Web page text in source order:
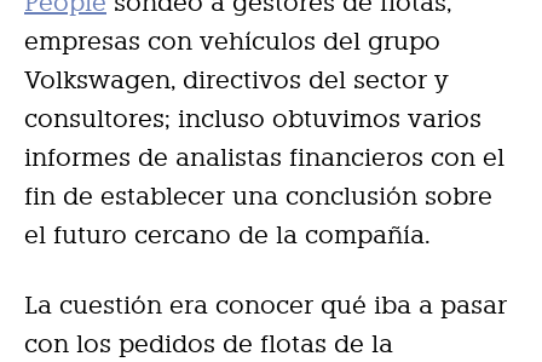
empresas con vehículos del grupo
Volkswagen, directivos del sector y
consultores; incluso obtuvimos varios
informes de analistas financieros con el
fin de establecer una conclusión sobre
el futuro cercano de la compañía.
La cuestión era conocer qué iba a pasar
con los pedidos de flotas de la